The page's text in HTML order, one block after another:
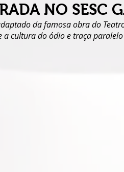
NO SESC
da famosa obra do
a cultura do ódio e traça